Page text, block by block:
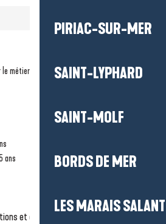
PIRIAC-SUR-MER
SAINT-LYPHARD
SAINT-MOLF
BORDS DE MER
LES MARAIS
ans
et dégustation de planches